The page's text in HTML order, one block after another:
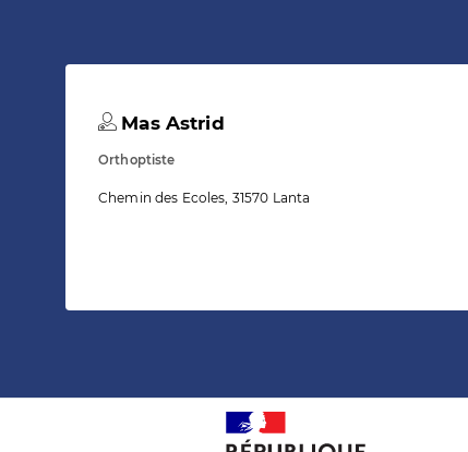
Mas Astrid
Orthoptiste
Chemin des Ecoles, 31570 Lanta